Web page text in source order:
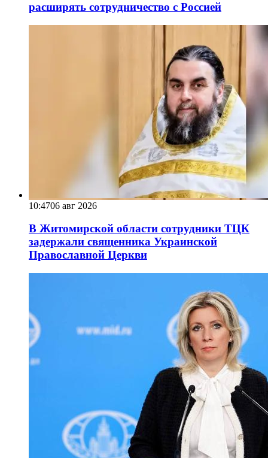
расширять сотрудничество с Россией
10:4706 авг 2026
В Житомирской области сотрудники ТЦК
задержали священника Украинской
Православной Церкви